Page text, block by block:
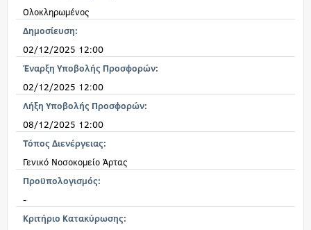
Ολοκληρωμένος
Δημοσίευση:
02/12/2025 12:00
Έναρξη Υποβολής Προσφορών:
02/12/2025 12:00
Λήξη Υποβολής Προσφορών:
08/12/2025 12:00
Τόπος Διενέργειας:
Γενικό Νοσοκομείο Άρτας
Προϋπολογισμός:
-
Κριτήριο Κατακύρωσης: